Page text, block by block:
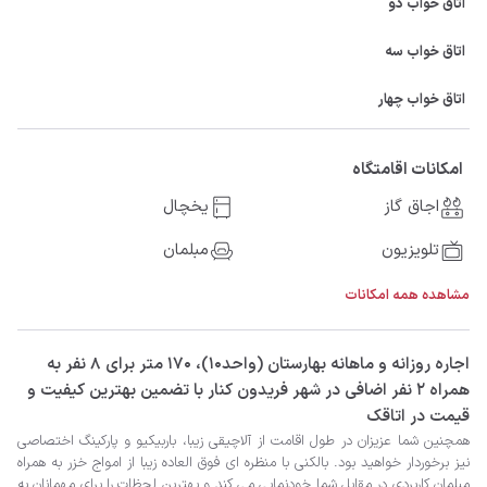
اتاق خواب سه
اتاق خواب چهار
امکانات اقامتگاه
اجاق گاز
یخچال
تلویزیون
مبلمان
مشاهده همه امکانات
‫‫اجاره روزانه و ماهانه بهارستان (واحد۱۰)، 170 متر برای 8 نفر به
همراه 2 نفر اضافی در شهر فریدون کنار با تضمین بهترین کیفیت و
قیمت در اتاقک